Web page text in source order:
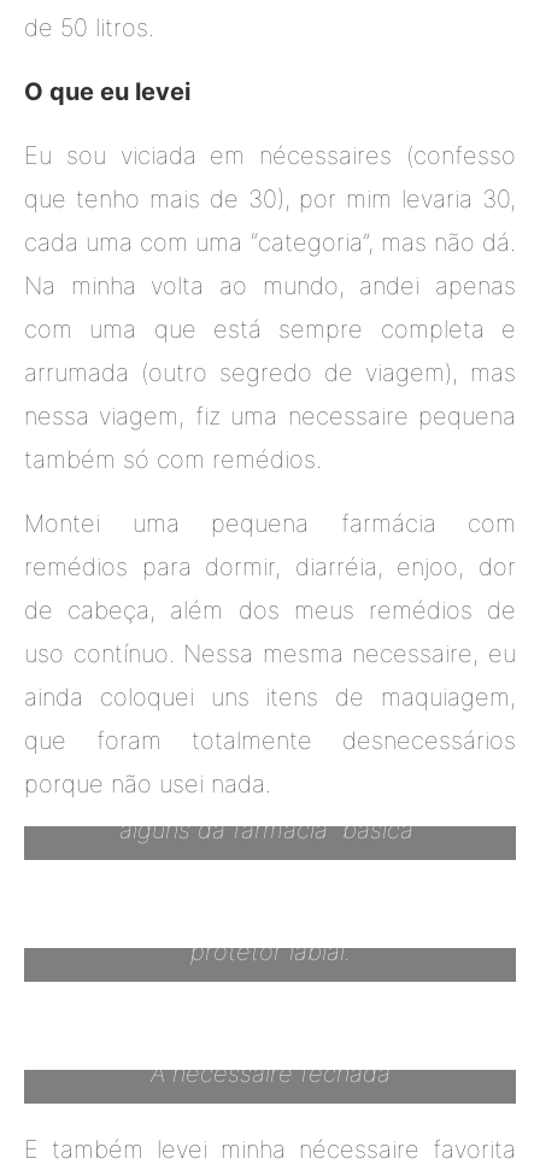
de 50 litros.
O que eu levei
Eu sou viciada em nécessaires (confesso
que tenho mais de 30), por mim levaria 30,
cada uma com uma “categoria”, mas não dá.
Na minha volta ao mundo, andei apenas
com uma que está sempre completa e
arrumada (outro segredo de viagem), mas
nessa viagem, fiz uma necessaire pequena
também só com remédios.
Montei uma pequena farmácia com
remédios para dormir, diarréia, enjoo, dor
de cabeça, além dos meus remédios de
uso contínuo. Nessa mesma necessaire, eu
ainda coloquei uns itens de maquiagem,
que foram totalmente desnecessários
porque não usei nada.
Meus remédios de uso contínuo e mais
alguns da farmácia “básica”
protetor labial.
A nécessaire fechada
E também levei minha nécessaire favorita